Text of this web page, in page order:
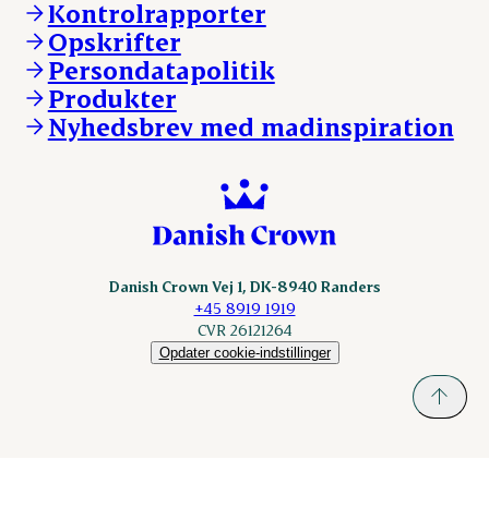
Vores lokationer
Kontakt
DAT-Schaub.com
ESS-FOOD.com
Fonden Dansk Gastronomi
KLS.se
nordicspoor.com
Scanhide.dk
Kontrolrapporter
Opskrifter
Persondatapolitik
Produkter
Nyhedsbrev med madinspiration
Danish Crown Vej 1, DK-8940 Randers
+45 8919 1919
CVR 26121264
Opdater cookie-indstillinger